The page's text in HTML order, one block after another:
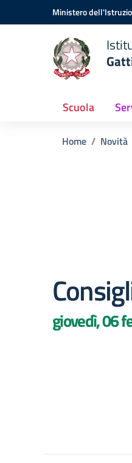
Vai ai contenuti
Vai al menu di navigazione
Ministero
Scuola
Home Novità
giovedì, 06